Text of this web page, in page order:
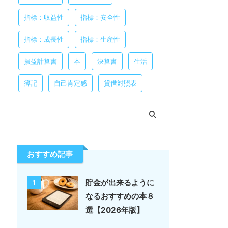
指標：収益性 指標：安全性
指標：成長性 指標：生産性
損益計算書 本 決算書 生活
簿記 自己肯定感 貸借対照表
おすすめ記事
1
貯金が出来るように
なるおすすめの本８
選【2026年版】